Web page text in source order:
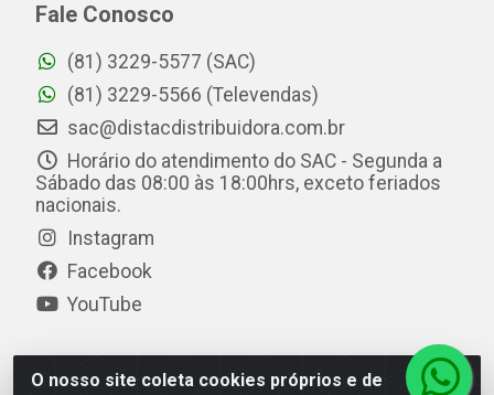
O nosso site coleta cookies próprios e de
Fale Conosco
(81) 3229-5577 (SAC)
(81) 3229-5566 (Televendas)
sac@distacdistribuidora.com.br
Horário do atendimento do SAC - Segunda a
Sábado das 08:00 às 18:00hrs, exceto feriados
nacionais.
Instagram
Facebook
YouTube